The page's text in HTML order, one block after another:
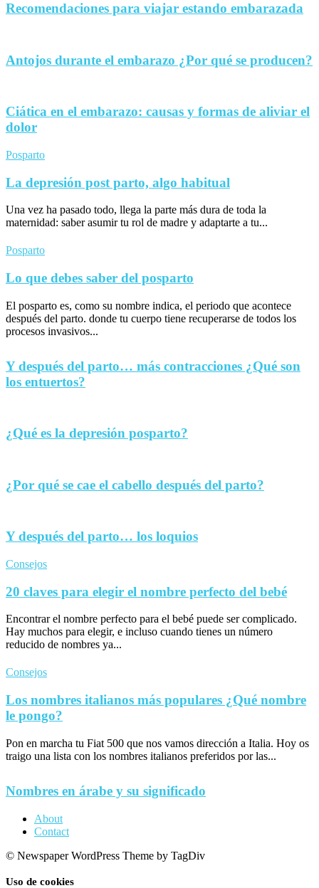
Recomendaciones para viajar estando embarazada
Antojos durante el embarazo ¿Por qué se producen?
Ciática en el embarazo: causas y formas de aliviar el
dolor
Posparto
La depresión post parto, algo habitual
Una vez ha pasado todo, llega la parte más dura de toda la
maternidad: saber asumir tu rol de madre y adaptarte a tu...
Posparto
Lo que debes saber del posparto
El posparto es, como su nombre indica, el periodo que acontece
después del parto. donde tu cuerpo tiene recuperarse de todos los
procesos invasivos...
Y después del parto… más contracciones ¿Qué son
los entuertos?
¿Qué es la depresión posparto?
¿Por qué se cae el cabello después del parto?
Y después del parto… los loquios
Consejos
20 claves para elegir el nombre perfecto del bebé
Encontrar el nombre perfecto para el bebé puede ser complicado.
Hay muchos para elegir, e incluso cuando tienes un número
reducido de nombres ya...
Consejos
Los nombres italianos más populares ¿Qué nombre
le pongo?
Pon en marcha tu Fiat 500 que nos vamos dirección a Italia. Hoy os
traigo una lista con los nombres italianos preferidos por las...
Nombres en árabe y su significado
About
Contact
© Newspaper WordPress Theme by TagDiv
Uso de cookies